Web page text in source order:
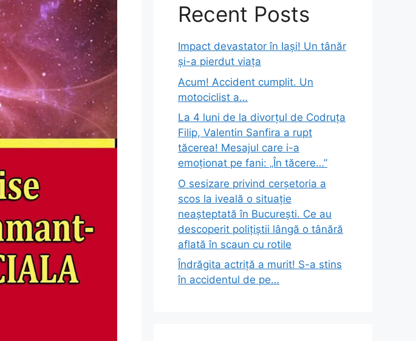
Recent Posts
Impact devastator în Iași! Un tânăr
și-a pierdut viața
Acum! Accident cumplit. Un
motociclist a…
La 4 luni de la divorțul de Codruța
Filip, Valentin Sanfira a rupt
tăcerea! Mesajul care i-a
emoționat pe fani: „În tăcere…”
O sesizare privind cerșetoria a
scos la iveală o situație
neașteptată în București. Ce au
descoperit polițiștii lângă o tânără
aflată în scaun cu rotile
Îndrăgita actriță a murit! S-a stins
în accidentul de pe…